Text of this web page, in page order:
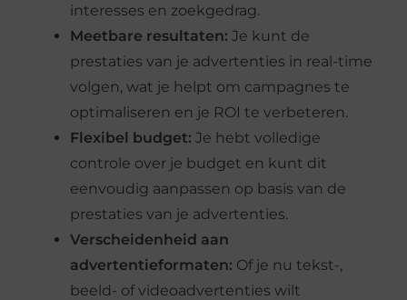
interesses en zoekgedrag.
Meetbare resultaten: Je kunt de
prestaties van je advertenties in real-time
volgen, wat je helpt om campagnes te
optimaliseren en je ROI te verbeteren.
Flexibel budget: Je hebt volledige
controle over je budget en kunt dit
eenvoudig aanpassen op basis van de
prestaties van je advertenties.
Verscheidenheid aan
advertentieformaten: Of je nu tekst-,
beeld- of videoadvertenties wilt